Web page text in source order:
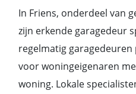
In Friens, onderdeel van
zijn erkende garagedeur
regelmatig garagedeuren
voor woningeigenaren
woning. Lokale